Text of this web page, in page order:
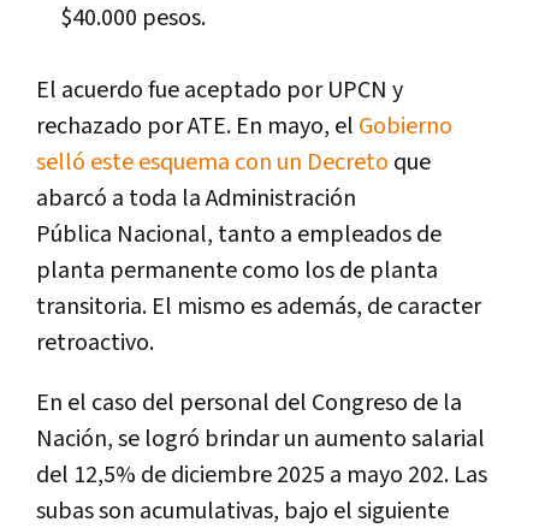
$40.000 pesos.
El acuerdo fue aceptado por UPCN y
rechazado por ATE. En mayo, el Gobierno
selló este esquema con un Decreto que
abarcó a toda la Administración
Pública Nacional, tanto a empleados de
planta permanente como los de planta
transitoria. El mismo es además, de caracter
retroactivo.
En el caso del personal del Congreso de la
Nación, se logró brindar un aumento salarial
del 12,5% de diciembre 2025 a mayo 202. Las
subas son acumulativas, bajo el siguiente